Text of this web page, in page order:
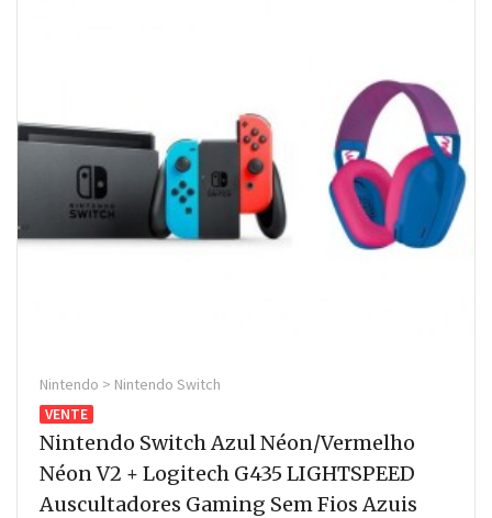
Nintendo > Nintendo Switch
VENTE
Nintendo Switch Azul Néon/Vermelho
Néon V2 + Logitech G435 LIGHTSPEED
Auscultadores Gaming Sem Fios Azuis